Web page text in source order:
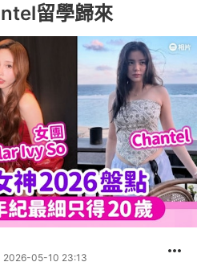
留學歸來
2026-05-10 23:13